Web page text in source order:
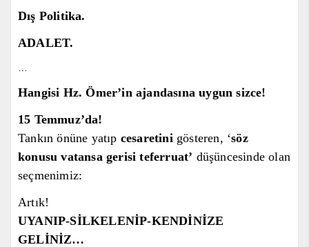
Dış Politika.
ADALET.
Hangisi Hz. Ömer’in ajandasına uygun sizce!
15 Temmuz’da!
Tankın önüne yatıp cesaretini gösteren, ‘söz
konusu vatansa gerisi teferruat’ düşüncesinde olan
seçmenimiz:
Artık!
UYANIP-SİLKELENİP-KENDİNİZE
GELİNİZ…